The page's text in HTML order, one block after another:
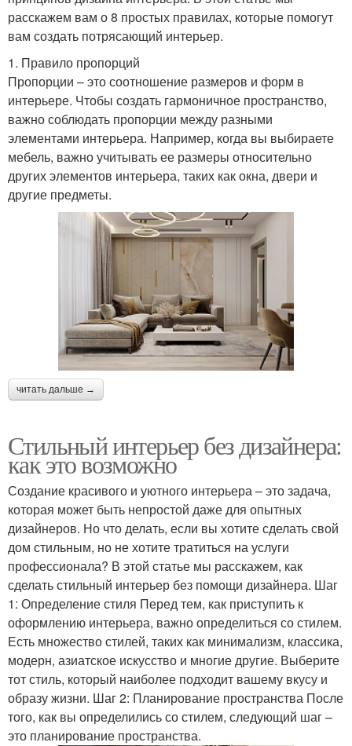
расскажем вам о 8 простых правилах, которые помогут
вам создать потрясающий интерьер.
1. Правило пропорций
Пропорции – это соотношение размеров и форм в
интерьере. Чтобы создать гармоничное пространство,
важно соблюдать пропорции между разными
элементами интерьера. Например, когда вы выбираете
мебель, важно учитывать ее размеры относительно
других элементов интерьера, таких как окна, двери и
другие предметы.
читать дальше →
Стильный интерьер без дизайнера:
как это возможно
Создание красивого и уютного интерьера – это задача,
которая может быть непростой даже для опытных
дизайнеров. Но что делать, если вы хотите сделать свой
дом стильным, но не хотите тратиться на услуги
профессионала? В этой статье мы расскажем, как
сделать стильный интерьер без помощи дизайнера. Шаг
1: Определение стиля Перед тем, как приступить к
оформлению интерьера, важно определиться со стилем.
Есть множество стилей, таких как минимализм, классика,
модерн, азиатское искусство и многие другие. Выберите
тот стиль, который наиболее подходит вашему вкусу и
образу жизни. Шаг 2: Планирование пространства После
того, как вы определились со стилем, следующий шаг –
это планирование пространства.